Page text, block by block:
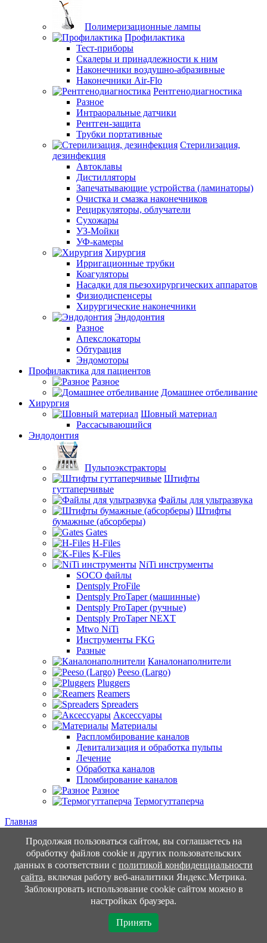
Полимеризационные лампы
Профилактика
Тест-приборы
Скалеры и принадлежности к ним
Наконечники воздушно-абразивные
Наконечники Air-Flo
Рентгенодиагностика
Разное
Интраоральные датчики
Рентген-защита
Трубки портативные
Стерилизация,
дезинфекция
Автоклавы
Дистилляторы
Запечатывающие устройства (ламинаторы)
Очистка и смазка наконечников
Рециркуляторы, облучатели
Сухожары
УЗ-Мойки
УФ-камеры
Хирургия
Ирригационные трубки
Коагуляторы
Насадки для пьезохирургических аппаратов
Физиодиспенсеры
Хирургические наконечники
Эндодонтия
Разное
Апекслокаторы
Обтурация
Эндомоторы
Профилактика для пациентов
Разное
Домашнее отбеливание
Хирургия
Шовный материал
Рассасывающийся
Эндодонтия
Пульпоэкстракторы
Штифты
гуттаперчивые
Файлы для ультразвука
Штифты
бумажные (абсорберы)
Gates
H-Files
K-Files
NiTi инструменты
SOCO файлы
Dentsply ProFile
Dentsply ProTaper (машинные)
Dentsply ProTaper (ручные)
Dentsply ProTaper NEXT
Mtwo NiTi
Инструменты FKG
Разные
Каналонаполнители
Peeso (Largo)
Pluggers
Reamers
Spreaders
Аксессуары
Материалы
Распломбирование каналов
Девитализация и обработка пульпы
Лечение
Обработка каналов
Пломбирование каналов
Разное
Термогуттаперча
Главная
Каталог
Зуботехническая лаборатория
Комплекты, НаборыБорыГигиена, защита Зуботехническая
лабораторияОртопедияТерапияИглы, шприцы для
Инструменты Оборудование
Эндодонтия
Продолжая пользоваться сайтом, вы соглашаетесь на
обработку файлов cookie и других пользовательских
данных в соответствии с политикой конфиденциальности
сайта, включая работу веб-аналитики Яндекс.Метрика.
Заблокировать использование cookie сайтом можно в
настройках браузера.
Принять